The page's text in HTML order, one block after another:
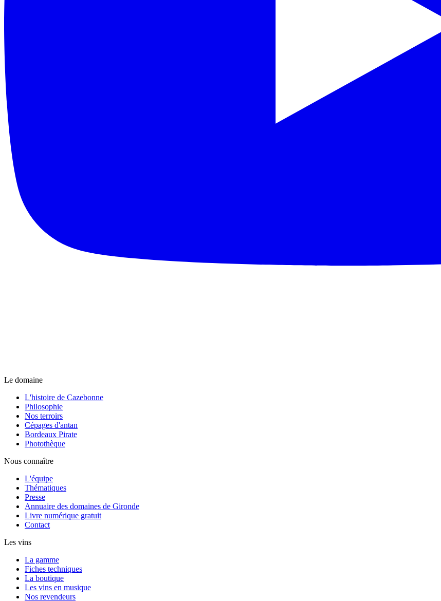
Le domaine
L'histoire de Cazebonne
Philosophie
Nos terroirs
Cépages d'antan
Bordeaux Pirate
Photothèque
Nous connaître
L'équipe
Thématiques
Presse
Annuaire des domaines de Gironde
Livre numérique gratuit
Contact
Les vins
La gamme
Fiches techniques
La boutique
Les vins en musique
Nos revendeurs